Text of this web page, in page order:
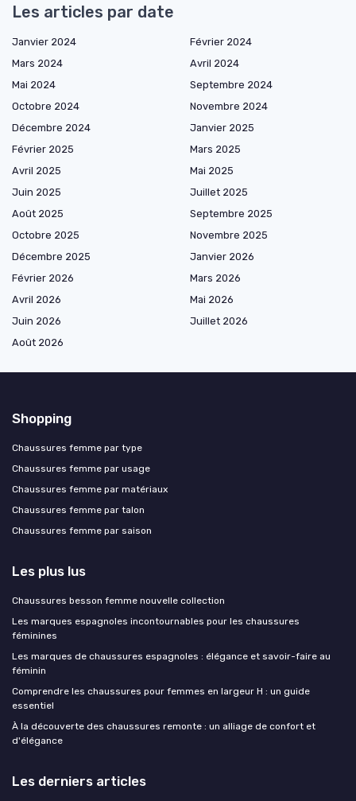
Les articles par date
Janvier 2024
Février 2024
Mars 2024
Avril 2024
Mai 2024
Septembre 2024
Octobre 2024
Novembre 2024
Décembre 2024
Janvier 2025
Février 2025
Mars 2025
Avril 2025
Mai 2025
Juin 2025
Juillet 2025
Août 2025
Septembre 2025
Octobre 2025
Novembre 2025
Décembre 2025
Janvier 2026
Février 2026
Mars 2026
Avril 2026
Mai 2026
Juin 2026
Juillet 2026
Août 2026
Shopping
Chaussures femme par type
Chaussures femme par usage
Chaussures femme par matériaux
Chaussures femme par talon
Chaussures femme par saison
Les plus lus
Chaussures besson femme nouvelle collection
Les marques espagnoles incontournables pour les chaussures
féminines
Les marques de chaussures espagnoles : élégance et savoir-faire au
féminin
Comprendre les chaussures pour femmes en largeur H : un guide
essentiel
À la découverte des chaussures remonte : un alliage de confort et
d'élégance
Les derniers articles